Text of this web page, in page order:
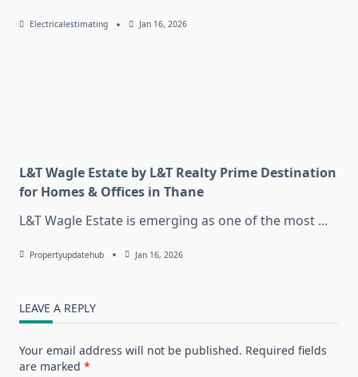
Electricalestimating Jan 16, 2026
L&T Wagle Estate by L&T Realty Prime Destination
for Homes & Offices in Thane
L&T Wagle Estate is emerging as one of the most ...
Propertyupdatehub Jan 16, 2026
LEAVE A REPLY
Your email address will not be published. Required fields
are marked *